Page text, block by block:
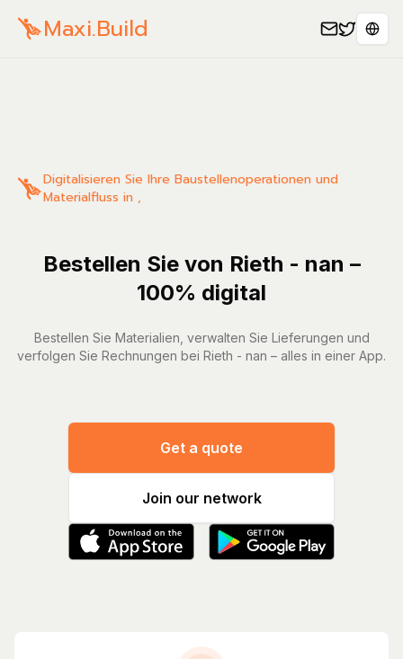
Maxi.Build
Digitalisieren Sie Ihre Baustellenoperationen und
Materialfluss in ,
Bestellen Sie von Rieth - nan –
100% digital
Bestellen Sie Materialien, verwalten Sie Lieferungen und
verfolgen Sie Rechnungen bei Rieth - nan – alles in einer App.
Get a quote
Join our network